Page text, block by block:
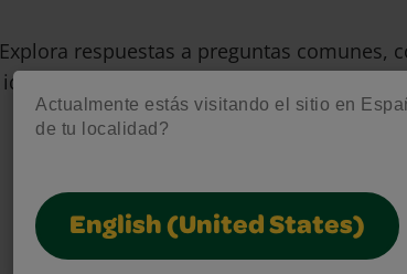
Actualmente estás visitando el sitio en
de tu localidad?
English (United States)
Explora respuestas a preguntas comunes,
ideas creativas para aprovechar al